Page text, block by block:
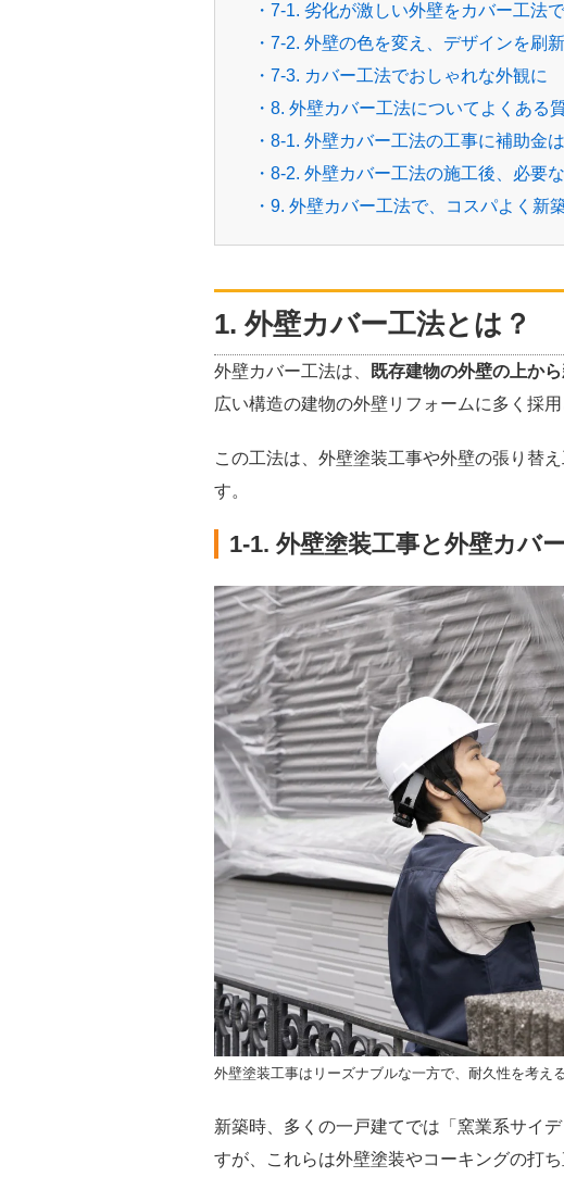
・7-1. 劣化が激しい外壁をカバー工法
・7-2. 外壁の色を変え、デザインを刷新
・7-3. カバー工法でおしゃれな外観に
・8. 外壁カバー工法についてよくある
・8-1. 外壁カバー工法の工事に補助金
・8-2. 外壁カバー工法の施工後、必要
・9. 外壁カバー工法で、コスパよく新
1. 外壁カバー工法とは？
外壁カバー工法は、 既存建物の外壁の上か
広い構造の建物の外壁リフォームに多く採用
この工法は、外壁塗装工事や外壁の張り替
す。
1-1. 外壁塗装工事と外壁カバ
外壁塗装工事はリーズナブルな一方で、耐久性を考え
新築時、多くの一戸建てでは「窯業系サイ
すが、これらは外壁塗装やコーキングの打